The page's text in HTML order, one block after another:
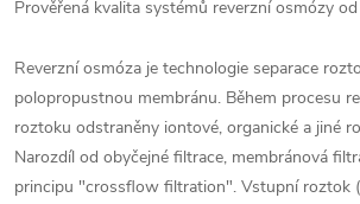
Prověřená kvalita systémů reverzní osmózy
Reverzní osmóza je technologie separace
polopropustnou membránu. Během procesu
roztoku odstraněny iontové, organické a jiné
Narozdíl od obyčejné filtrace, membránová
principu "crossflow filtration". Vstupní roztok